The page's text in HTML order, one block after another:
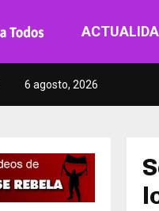
6 agosto, 2026